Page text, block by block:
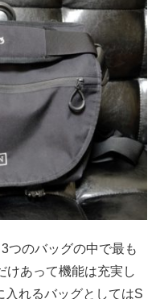
つのバッグの中で最も
けあって機能は充実し
入れるバッグとしてはS